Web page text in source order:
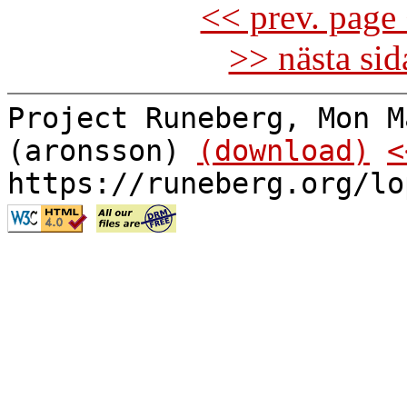
<< prev.
>> nästa
Project Runeberg, Mon
(aronsson)
(download)
https://runeberg.org/